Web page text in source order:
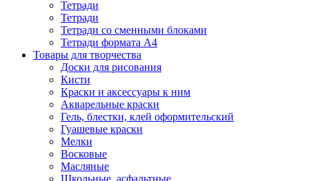
Тетради
Тетради
Тетради со сменными блоками
Тетради формата А4
Товары для творчества
Доски для рисования
Кисти
Краски и аксессуары к ним
Акварельные краски
Гель, блестки, клей оформительский
Гуашевые краски
Мелки
Восковые
Масляные